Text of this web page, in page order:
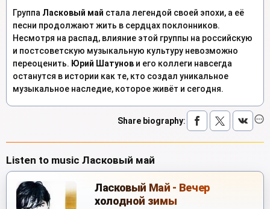
Группа Ласковый май стала легендой своей эпохи, а её
песни продолжают жить в сердцах поклонников.
Несмотря на распад, влияние этой группы на российскую
и постсоветскую музыкальную культуру невозможно
переоценить. Юрий Шатунов и его коллеги навсегда
останутся в истории как те, кто создал уникальное
музыкальное наследие, которое живёт и сегодня.
Share biography:
Listen to music Ласковый май
Ласковый Май - Вечер
холодной зимы